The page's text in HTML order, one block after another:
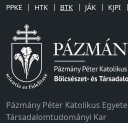
PPKE HTK BTK JÁK KJPI
Pázmány Péter Katolikus
Társadalomtudományi Kar